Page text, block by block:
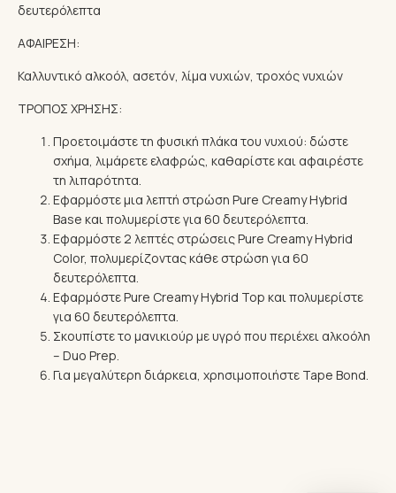
δευτερόλεπτα
ΑΦΑΙΡΕΣΗ:
Καλλυντικό αλκοόλ, ασετόν, λίμα νυχιών, τροχός νυχιών
ΤΡΟΠΟΣ ΧΡΗΣΗΣ:
Προετοιμάστε τη φυσική πλάκα του νυχιού: δώστε
σχήμα, λιμάρετε ελαφρώς, καθαρίστε και αφαιρέστε
τη λιπαρότητα.
Εφαρμόστε μια λεπτή στρώση Pure Creamy Hybrid
Base και πολυμερίστε για 60 δευτερόλεπτα.
Εφαρμόστε 2 λεπτές στρώσεις Pure Creamy Hybrid
Color, πολυμερίζοντας κάθε στρώση για 60
δευτερόλεπτα.
Εφαρμόστε Pure Creamy Hybrid Top και πολυμερίστε
για 60 δευτερόλεπτα.
Σκουπίστε το μανικιούρ με υγρό που περιέχει αλκοόλη
– Duo Prep.
Για μεγαλύτερη διάρκεια, χρησιμοποιήστε Tape Bond.